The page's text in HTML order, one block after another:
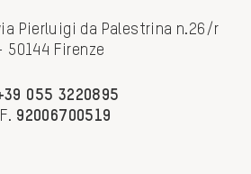
Pierluigi da Palestrina n.26/r
50144 Firenze
055 3220895
92006700519